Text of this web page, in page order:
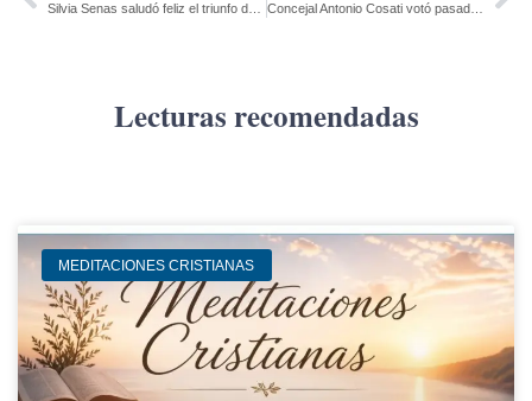
Silvia Senas saludó feliz el triunfo de la democracia por la jornada ejemplar que se vive en Juan Lacaze. Concejal Antonio Cosati votó pasado el mediodía
Lecturas recomendadas
MEDITACIONES CRISTIANAS